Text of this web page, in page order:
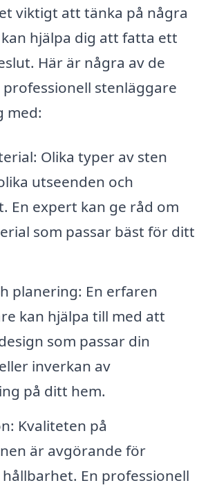
viktigt att tänka på några
hjälpa dig att fatta ett
Här är några av de
professionell stenläggare
med:
Olika typer av sten
utseenden och
En expert kan ge råd om
som passar bäst för ditt
planering: En erfaren
kan hjälpa till med att
som passar din
inverkan av
på ditt hem.
Kvaliteten på
är avgörande för
En professionell